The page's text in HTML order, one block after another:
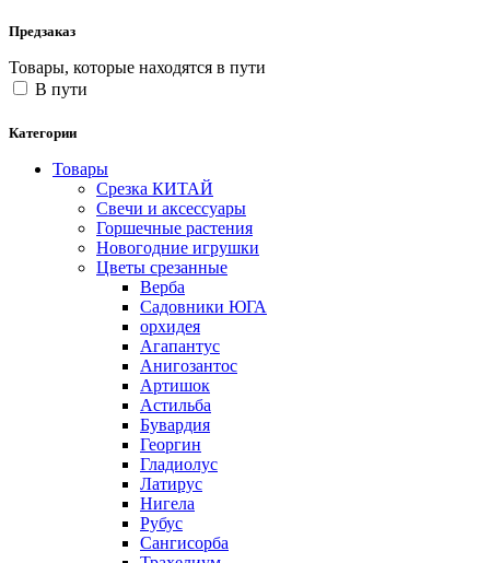
Предзаказ
Товары, которые находятся в пути
В пути
Категории
Товары
Срезка КИТАЙ
Свечи и аксессуары
Горшечные растения
Новогодние игрушки
Цветы срезанные
Верба
Садовники ЮГА
орхидея
Агапантус
Анигозантос
Артишок
Астильба
Бувардия
Георгин
Гладиолус
Латирус
Нигела
Рубус
Сангисорба